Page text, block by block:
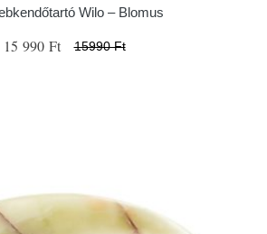
Wilo – Blomus
15 990 Ft 15990 Ft